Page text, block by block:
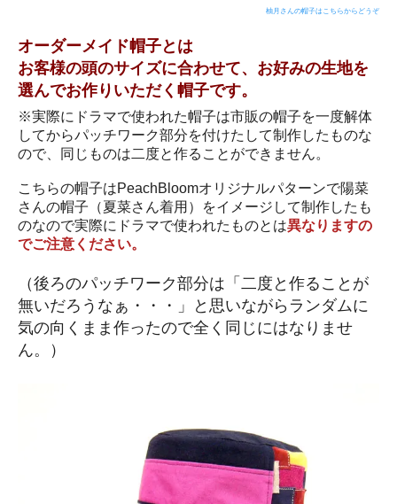
柚月さんの帽子はこちらからどうぞ
オーダーメイド帽子とは
お客様の頭のサイズに合わせて、お好みの生地を
選んでお作りいただく帽子です。
※実際にドラマで使われた帽子は市販の帽子を一度解体
してからパッチワーク部分を付けたして制作したものな
ので、同じものは二度と作ることができません。
こちらの帽子はPeachBloomオリジナルパターンで陽菜
さんの帽子（夏菜さん着用）をイメージして制作したも
のなので実際にドラマで使われたものとは異なりますの
でご注意ください。
（後ろのパッチワーク部分は「二度と作ることが
無いだろうなぁ・・・」と思いながらランダムに
気の向くまま作ったので全く同じにはなりませ
ん。）